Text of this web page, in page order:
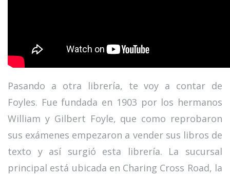
Pasando a otra librería, te voy a contar de
Foyles. Fue fundada en 1903 por los hermanos
William y Gilbert Foyle, que como reprobaron
sus exámenes empezaron a vender sus libros de
texto y así surgió esta librería. La sucursal
principal está ubicada en Charing Cross Road, la